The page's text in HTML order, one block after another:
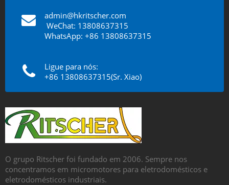
admin@hkritscher.com
WeChat: 13808637315
WhatsApp: +86 13808637315
Ligue para nós:
+86 13808637315(Sr. Xiao)
O grupo Ritscher foi fundado em 2006. Sempre nos
concentramos em micromotores para eletrodomésticos e
eletrodomésticos industriais.